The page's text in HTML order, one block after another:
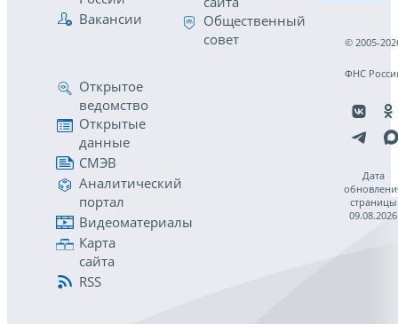
Вакансии
Общественный
совет
Открытое
ведомство
Открытые
данные
СМЭВ
Аналитический
портал
Видеоматериалы
Карта
сайта
RSS
© 2005-
ФНС
Дата
страницы
09.08.2026